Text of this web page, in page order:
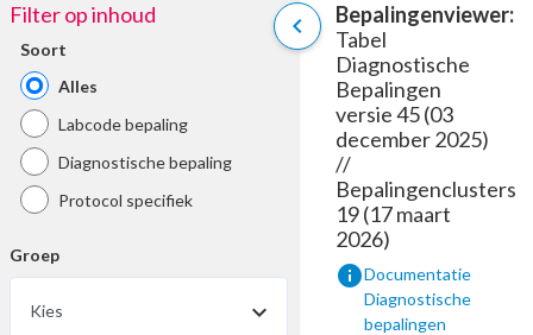
chevron_left
Filter op inhoud
Soort
Alles
Labcode bepaling
Diagnostische bepaling
Protocol specifiek
Groep
Kies
Bepalingenviewer:
Tabel
Diagnostische
Bepalingen
versie 45 (03
december 2025)
//
Bepalingenclusters
19 (17 maart
2026)
infoDocumentatie
Diagnostische
bepalingen